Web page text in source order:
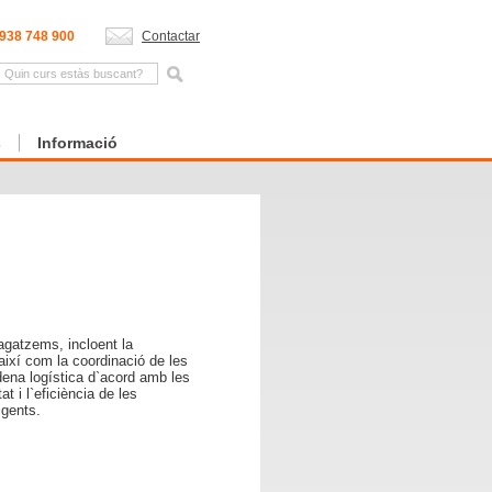
938 748 900 Contactar
Informació
incloent la
com la coordinació de les
logística d`acord amb les
i l`eficiència de les